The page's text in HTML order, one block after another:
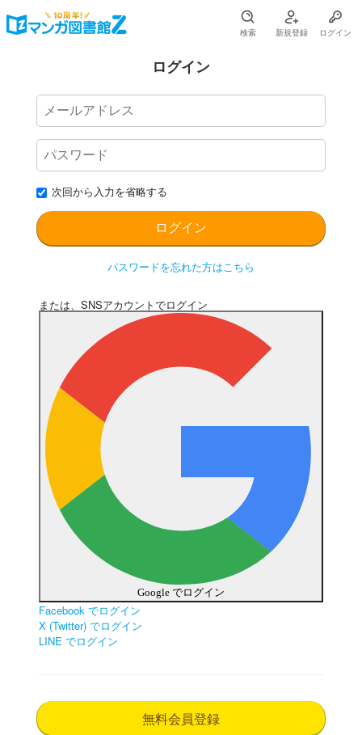
検索 新規登録 ログイン
ログイン
次回から入力を省略する
パスワードを忘れた方はこちら
または、SNSアカウントでログイン
Google でログイン
Facebook でログイン
X (Twitter) でログイン
LINE でログイン
無料会員登録